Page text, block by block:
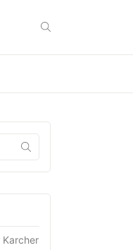
Karcher